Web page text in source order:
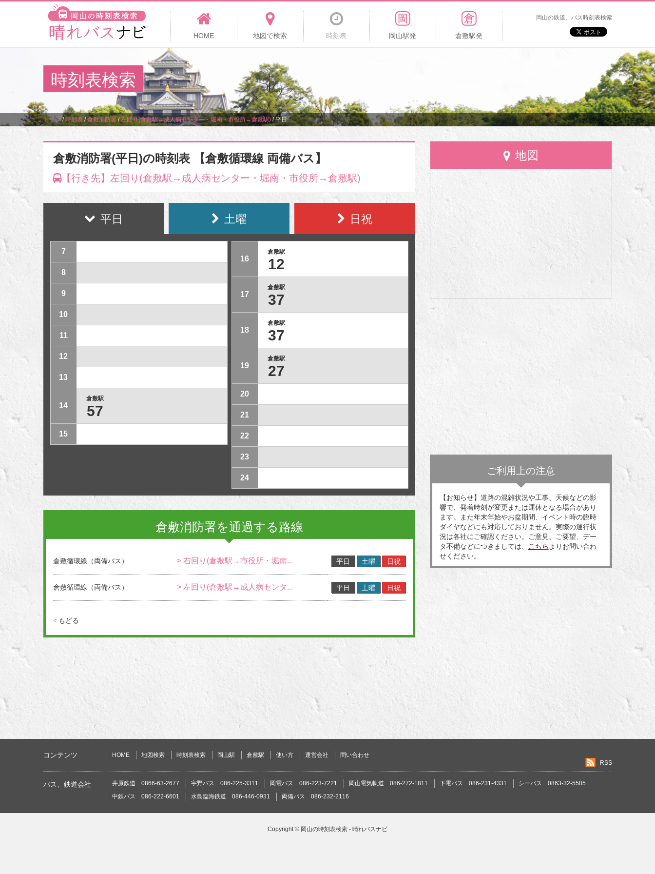
HOME 地図で検索 時刻表 岡山駅発 倉敷駅発
岡山の鉄道、バス時刻表検索
時刻表検索
トップ/時刻表/倉敷消防署/左回り(倉敷駅→成人病センター・堀南・市役所→倉敷駅)/平日
倉敷消防署(平日)の時刻表 【倉敷循環線 両備バス】
【行き先】左回り(倉敷駅→成人病センター・堀南・市役所→倉敷駅)
平日 土曜 日祝
7
8
9
10
11
12
13
14
倉敷駅
57
15
16
倉敷駅
12
17
倉敷駅
37
18
倉敷駅
37
19
倉敷駅
27
20
21
22
23
24
倉敷消防署を通過する路線
倉敷循環線（両備バス） > 右回り(倉敷駅→市役所・堀南... 平日 土曜 日祝
倉敷循環線（両備バス） > 左回り(倉敷駅→成人病センタ... 平日 土曜 日祝
< もどる
地図
ご利用上の注意
【お知らせ】道路の混雑状況や工事、天候などの影
響で、発着時刻が変更または運休となる場合があり
ます。また年末年始やお盆期間、イベント時の臨時
ダイヤなどにも対応しておりません。実際の運行状
況は各社にご確認ください。ご意見、ご要望、デー
タ不備などにつきましては、
こちら よりお問い合わ
せください。
コンテンツ HOME 地図検索 時刻表検索 岡山駅 倉敷駅 使い方 運営会社
問い合わせ
RSS
バス、鉄道会社 井原鉄道 0866-63-2677 宇野バス 086-225-3311 岡電バス 086-223-7221 岡山電気軌道 086-272-1811 下電バス 086-231-4331
シーバス 0863-32-5505
中鉄バス 086-222-6601
水島臨海鉄道 086-446-0931 両備バス 086-232-2116
Copyright © 岡山の時刻表検索 - 晴れバスナビ